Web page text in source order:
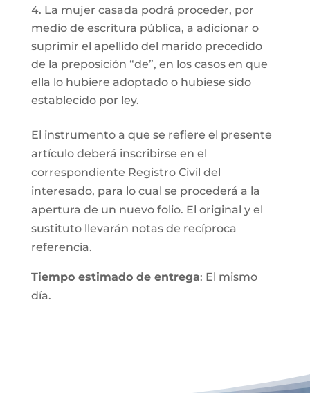
La mujer casada podrá proceder, por
medio de escritura pública, a adicionar o
suprimir el apellido del marido precedido
de la preposición “de”, en los casos en que
ella lo hubiere adoptado o hubiese sido
establecido por ley.
El instrumento a que se refiere el presente
artículo deberá inscribirse en el
correspondiente Registro Civil del
interesado, para lo cual se procederá a la
apertura de un nuevo folio. El original y el
sustituto llevarán notas de recíproca
referencia.
Tiempo estimado de entrega: El mismo
día.